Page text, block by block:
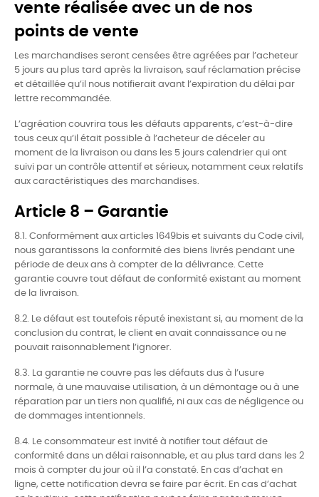
vente réalisée avec un de nos
points de vente
Les marchandises seront censées être agréées par l’acheteur
5 jours au plus tard après la livraison, sauf réclamation précise
et détaillée qu’il nous notifierait avant l’expiration du délai par
lettre recommandée.
L’agréation couvrira tous les défauts apparents, c’est-à-dire
tous ceux qu’il était possible à l’acheteur de déceler au
moment de la livraison ou dans les 5 jours calendrier qui ont
suivi par un contrôle attentif et sérieux, notamment ceux relatifs
aux caractéristiques des marchandises.
Article 8 – Garantie
8.1. Conformément aux articles 1649bis et suivants du Code civil,
nous garantissons la conformité des biens livrés pendant une
période de deux ans à compter de la délivrance. Cette
garantie couvre tout défaut de conformité existant au moment
de la livraison.
8.2. Le défaut est toutefois réputé inexistant si, au moment de la
conclusion du contrat, le client en avait connaissance ou ne
pouvait raisonnablement l’ignorer.
8.3. La garantie ne couvre pas les défauts dus à l’usure
normale, à une mauvaise utilisation, à un démontage ou à une
réparation par un tiers non qualifié, ni aux cas de négligence ou
de dommages intentionnels.
8.4. Le consommateur est invité à notifier tout défaut de
conformité dans un délai raisonnable, et au plus tard dans les 2
mois à compter du jour où il l’a constaté. En cas d’achat en
ligne, cette notification devra se faire par écrit. En cas d’achat